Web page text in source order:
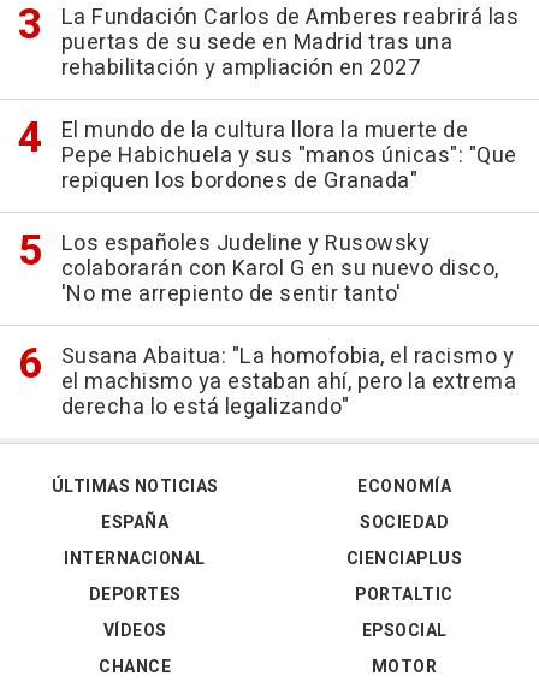
La Fundación Carlos de Amberes reabrirá las
puertas de su sede en Madrid tras una
rehabilitación y ampliación en 2027
El mundo de la cultura llora la muerte de
Pepe Habichuela y sus "manos únicas": "Que
repiquen los bordones de Granada"
Los españoles Judeline y Rusowsky
colaborarán con Karol G en su nuevo disco,
'No me arrepiento de sentir tanto'
Susana Abaitua: "La homofobia, el racismo y
el machismo ya estaban ahí, pero la extrema
derecha lo está legalizando"
ÚLTIMAS NOTICIAS
ESPAÑA
INTERNACIONAL
DEPORTES
VÍDEOS
ECONOMÍA
SOCIEDAD
CIENCIAPLUS
PORTALTIC
EPSOCIAL
CHANCE
MOTOR